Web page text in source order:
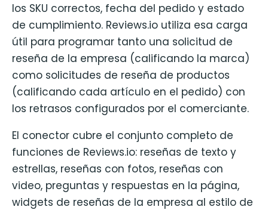
los SKU correctos, fecha del pedido y estado
de cumplimiento. Reviews.io utiliza esa carga
útil para programar tanto una solicitud de
reseña de la empresa (calificando la marca)
como solicitudes de reseña de productos
(calificando cada artículo en el pedido) con
los retrasos configurados por el comerciante.
El conector cubre el conjunto completo de
funciones de Reviews.io: reseñas de texto y
estrellas, reseñas con fotos, reseñas con
video, preguntas y respuestas en la página,
widgets de reseñas de la empresa al estilo de